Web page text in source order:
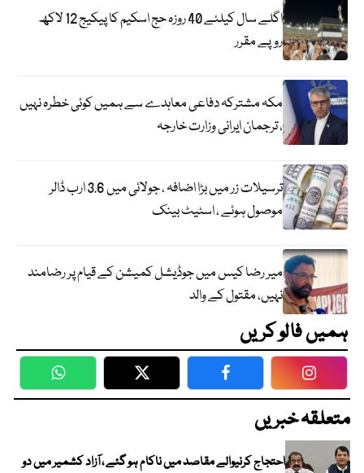
اگلے سال کیلئے 40 روزہ حج اسکیم کا پیکیج 12 لاکھ
روپے مقرر
مکہ مشترکہ دفاعی معاہدے سے ہمیں کوئی خطرہ نہیں
، ترجمان ایرانی وزارت خارجہ
ترسیلات زر میں بڑا اضافہ ، جولائی میں 3.6 ارب ڈالر
موصول ہوئے ، اسٹیٹ بینک
میر رضا کیس میں جوڈیشل کمیشن کے قیام پر رضامند
نہیں، مقتول کے والد
ہمیں فالو کریں
WhatsApp Twitter Facebook
متعلقہ خبریں
احتجاج کرنیوالے مقاصد میں ناکام ہو گئے ، آزاد کشمیر میں دو